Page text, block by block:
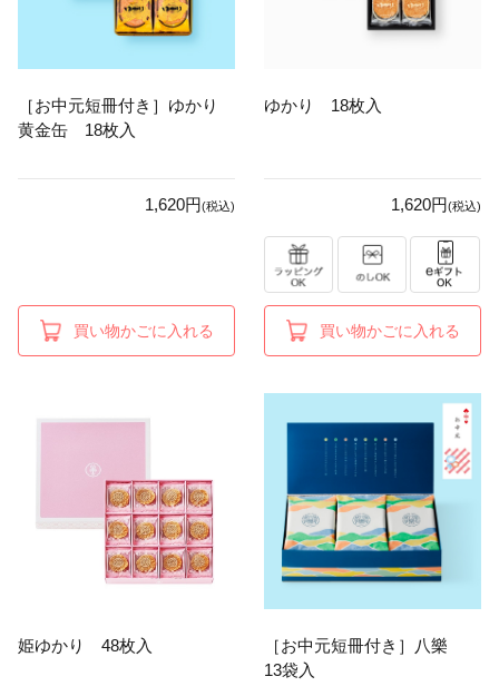
［お中元短冊付き］ゆかり
黄金缶 18枚入
1,620円(税込)
買い物かごに入れる
ゆかり 18枚入
1,620円(税込)
買い物かごに入れる
姫ゆかり 48枚入
［お中元短冊付き］八樂
13袋入